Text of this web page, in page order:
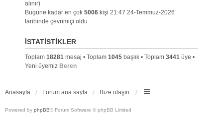
alınır)
Bugüne kadar en çok 5006kişi 21:47 24-Temmuz-2026
tarihinde çevrimiçi oldu
İSTATISTIKLER
Toplam 18281mesaj • Toplam 1045başlık • Toplam 3441üye •
Yeni üyemiz Beren
Anasayfa Forum ana sayfa Bize ulaşın
Powered by phpBB® Forum Software © phpBB Limited